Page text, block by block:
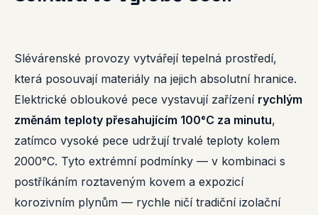
Slévárenské provozy vytvářejí tepelná prostředí,
která posouvají materiály na jejich absolutní hranice.
Elektrické obloukové pece vystavují zařízení rychlým
změnám teploty přesahujícím 100°C za minutu,
zatímco vysoké pece udržují trvalé teploty kolem
2000°C. Tyto extrémní podmínky — v kombinaci s
postříkáním roztaveným kovem a expozicí
korozivním plynům — rychle ničí tradiční izolační